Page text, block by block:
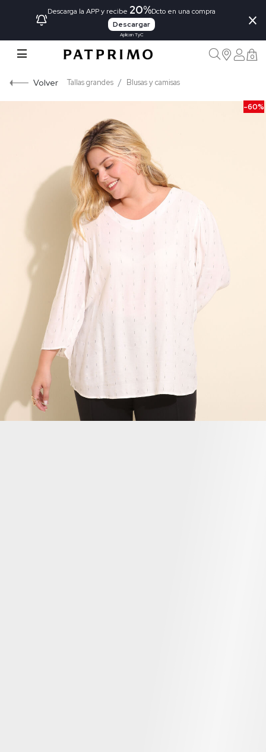
Descarga la APP y recibe 20%Dcto en una compra
Descargar
Aplican TyC
×
0
Volver Tallas grandes Blusas y camisas
-60%